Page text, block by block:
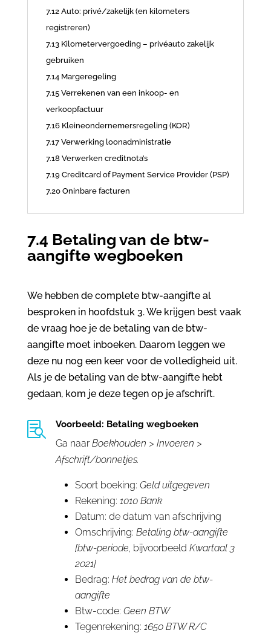
7.12 Auto: privé/zakelijk (en kilometers
registreren)
7.13 Kilometervergoeding – privéauto zakelijk
gebruiken
7.14 Margeregeling
7.15 Verrekenen van een inkoop- en
verkoopfactuur
7.16 Kleineondernemersregeling (KOR)
7.17 Verwerking loonadministratie
7.18 Verwerken creditnota’s
7.19 Creditcard of Payment Service Provider (PSP)
7.20 Oninbare facturen
7.4 Betaling van de btw-
aangifte wegboeken
We hebben de complete btw-aangifte al
besproken in hoofdstuk 3. We krijgen best vaak
de vraag hoe je de betaling van de btw-
aangifte moet inboeken. Daarom leggen we
deze nu nog een keer voor de volledigheid uit.
Als je de betaling van de btw-aangifte hebt
gedaan, kom je deze tegen op je afschrift.
 Voorbeeld: Betaling wegboeken
Ga naarBoekhouden > Invoeren >
Afschrift/bonnetjes.
Soort boeking: Geld uitgegeven
Rekening: 1010 Bank
Datum: de datum van afschrijving
Omschrijving: Betaling btw-aangifte
[btw-periode, bijvoorbeeld Kwartaal 3
2021]
Bedrag: Het bedrag van de btw-
aangifte
Btw-code: Geen BTW
Tegenrekening: 1650 BTW R/C